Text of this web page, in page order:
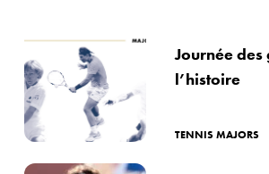
Journée des
l’histoire
TENNIS MAJORS